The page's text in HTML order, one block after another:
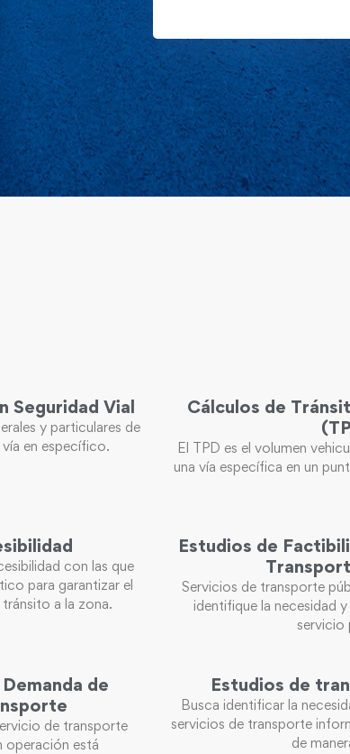
Seguridad Vial
y particulares de
en específico.
Cálculos de
El TPD es el volumen
una vía específica en un
con las que
para garantizar el
a la zona.
Estudios de
Servicios de transporte
identifique la necesidad
servicio
de
de transporte
operación está
Estudios de
Busca identificar la
servicios de transporte
de